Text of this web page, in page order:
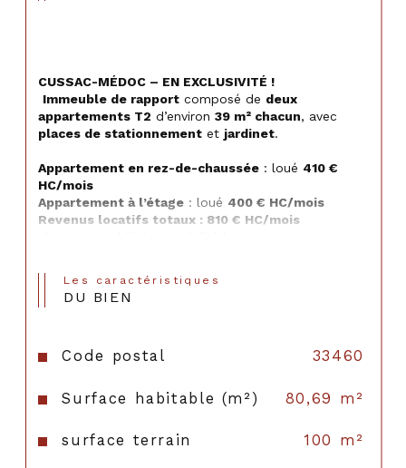
CUSSAC-MÉDOC – EN EXCLUSIVITÉ !
Immeuble de rapport composé de deux
appartements T2 d’environ 39 m² chacun, avec
places de stationnement et jardinet.
Appartement en rez-de-chaussée : loué 410 €
HC/mois
Appartement à l’étage : loué 400 € HC/mois
Revenus locatifs totaux : 810 € HC/mois
Idéalement situé
Petite copropriété sans syndic professionnel
Investissement sécurisé
exposé disponibles sur :
www.georisques.gouv.fr
Les caractéristiques
DU BIEN
Code postal 33460
Surface habitable (m²) 80,69 m²
surface terrain 100 m²